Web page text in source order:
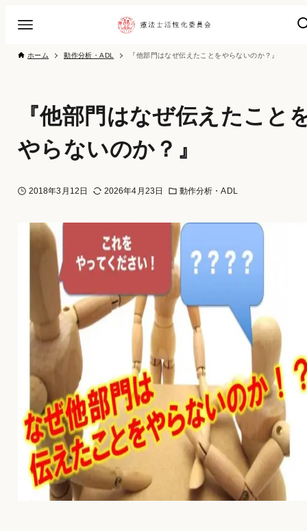
ホーム 動作分析・ADL 『他部門はなぜ伝えたことをやらないのか？』
『他部門はなぜ伝えたこと
やらないのか？』
2018年3月12日 2026年4月23日 動作分析・ADL